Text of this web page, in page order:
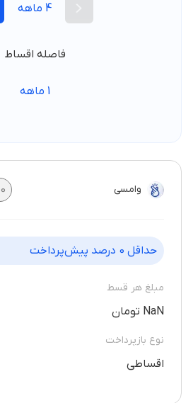
4 ماهه
فاصله اقساط
1 ماهه
وامسی 0
حداقل 0 درصد پیش‌پرداخت
مبلغ هر قسط
NaN تومان
نوع بازپرداخت
اقساطی